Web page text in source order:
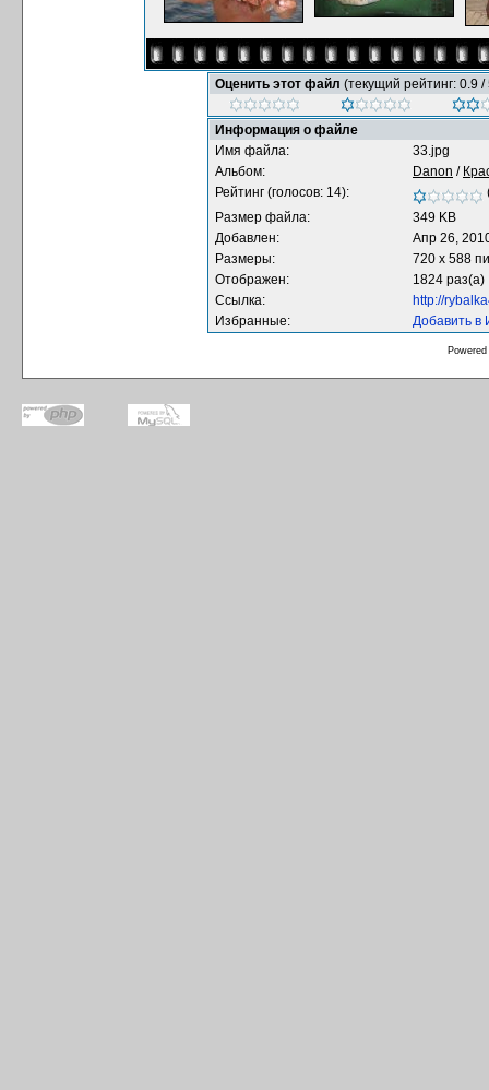
Оценить этот файл (текущий рейтинг: 0.9 /
Информация о файле
Имя файла:
33.jpg
Альбом:
Danon /
Рейтинг (голосов: 14):
Размер файла:
349 KB
Добавлен:
Апр 26,
Размеры:
720 x 588
Отображен:
1824 раз(а)
Ссылка:
http://
Избранные:
Добавить в